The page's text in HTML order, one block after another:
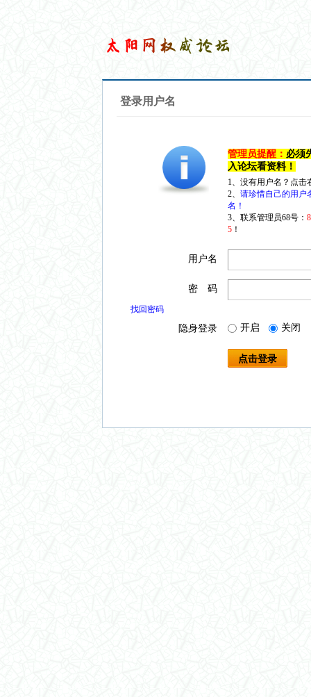
登录用户名
管理员提醒： 必须
入论坛看资料！
1、没有用户名？点
2、 请珍惜自己的用户
名！
3、联系管理员68号：
5 ！
用户名
密 码
找回密码
隐身登录 开启 关闭
点击登录